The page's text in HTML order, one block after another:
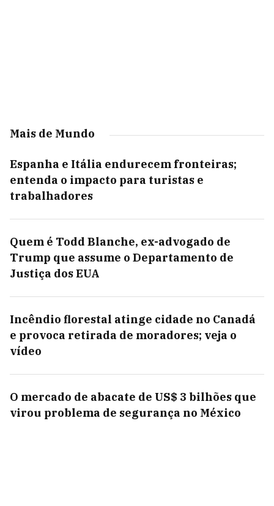
Mais de Mundo
Espanha e Itália endurecem fronteiras;
entenda o impacto para turistas e
trabalhadores
Quem é Todd Blanche, ex-advogado de
Trump que assume o Departamento de
Justiça dos EUA
Incêndio florestal atinge cidade no Canadá
e provoca retirada de moradores; veja o
vídeo
O mercado de abacate de US$ 3 bilhões que
virou problema de segurança no México